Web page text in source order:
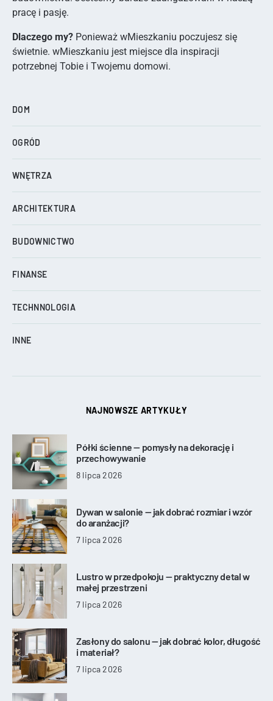
pracę i pasję.
Dlaczego my? Ponieważ wMieszkaniu poczujesz się
świetnie. wMieszkaniu jest miejsce dla inspiracji
potrzebnej Tobie i Twojemu domowi.
DOM
OGRÓD
WNĘTRZA
ARCHITEKTURA
BUDOWNICTWO
FINANSE
TECHNNOLOGIA
INNE
NAJNOWSZE ARTYKUŁY
Półki ścienne — pomysły na dekorację i
przechowywanie
8 lipca 2026
Dywan w salonie — jak dobrać rozmiar i wzór
do aranżacji?
7 lipca 2026
Lustro w przedpokoju — praktyczny detal w
małej przestrzeni
7 lipca 2026
Zasłony do salonu — jak dobrać kolor, długość
i materiał?
7 lipca 2026